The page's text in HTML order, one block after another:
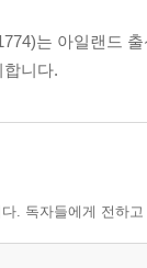
는 아일랜드
니다.
. 독자들에게 전하